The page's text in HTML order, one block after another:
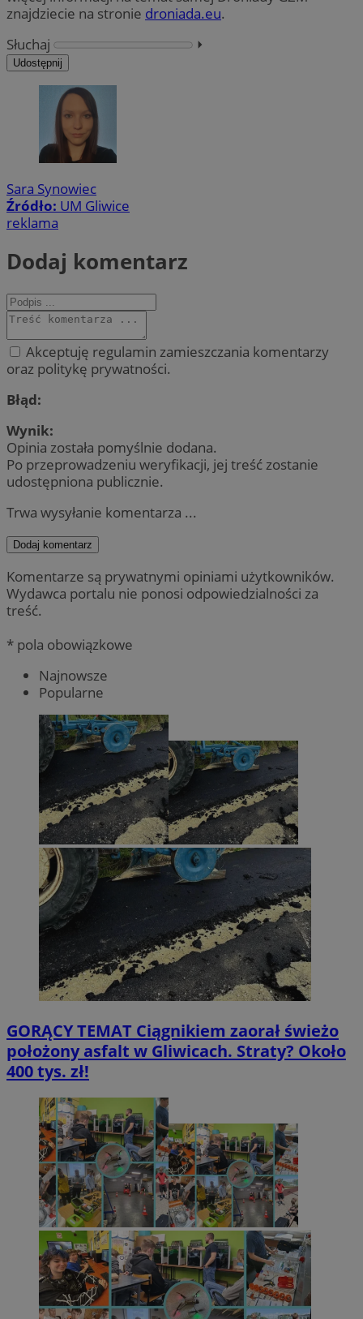
znajdziecie na stronie droniada.eu.
Słuchaj
⏵︎
Udostępnij
Sara Synowiec
Źródło: UM Gliwice
reklama
Dodaj komentarz
Akceptuję regulamin zamieszczania komentarzy
oraz politykę prywatności.
Błąd:
Wynik:
Opinia została pomyślnie dodana.
Po przeprowadzeniu weryfikacji, jej treść zostanie
udostępniona publicznie.
Trwa wysyłanie komentarza ...
Dodaj komentarz
Komentarze są prywatnymi opiniami użytkowników.
Wydawca portalu nie ponosi odpowiedzialności za
treść.
* pola obowiązkowe
Najnowsze
Popularne
GORĄCY TEMAT Ciągnikiem zaorał świeżo
położony asfalt w Gliwicach. Straty? Około
400 tys. zł!